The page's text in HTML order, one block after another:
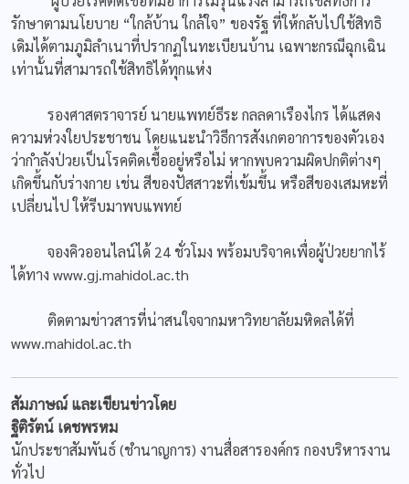
รักษาตามนโยบาย “ใกล้บ้าน ใกล้ใจ” ของรัฐ ที่ให้กลับไปใช้สิทธิ
เดิมได้ตามภูมิลำเนาที่ปรากฏในทะเบียนบ้าน เฉพาะกรณีฉุกเฉิน
เท่านั้นที่สามารถใช้สิทธิได้ทุกแห่ง
รองศาสตราจารย์ นายแพทย์ธีระ กลลดาเรืองไกร ได้แสดง
ความห่วงใยประชาชน โดยแนะนำวิธีการสังเกตอาการของตัวเอง
ว่ากำลังป่วยเป็นโรคติดเชื้ออยู่หรือไม่ หากพบความผิดปกติต่างๆ
เกิดขึ้นกับร่างกาย เช่น สีของปัสสาวะที่เข้มขึ้น หรือสีของเสมหะที่
เปลี่ยนไป ให้รีบมาพบแพทย์
จองคิวออนไลน์ได้ 24 ชั่วโมง พร้อมบริจาคเพื่อผู้ป่วยยากไร้
ได้ทาง www.gj.mahidol.ac.th
ติดตามข่าวสารที่น่าสนใจจากมหาวิทยาลัยมหิดลได้ที่
www.mahidol.ac.th
สัมภาษณ์ และเขียนข่าวโดย
ฐิติรัตน์ เดชพรหม
นักประชาสัมพันธ์ (ชำนาญการ) งานสื่อสารองค์กร กองบริหารงาน
ทั่วไป